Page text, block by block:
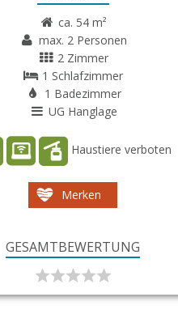
ca. 54 m²
max. 2 Personen
2 Zimmer
1 Schlafzimmer
1 Badezimmer
UG Hanglage
Haustiere verboten
Merken
GESAMTBEWERTUNG